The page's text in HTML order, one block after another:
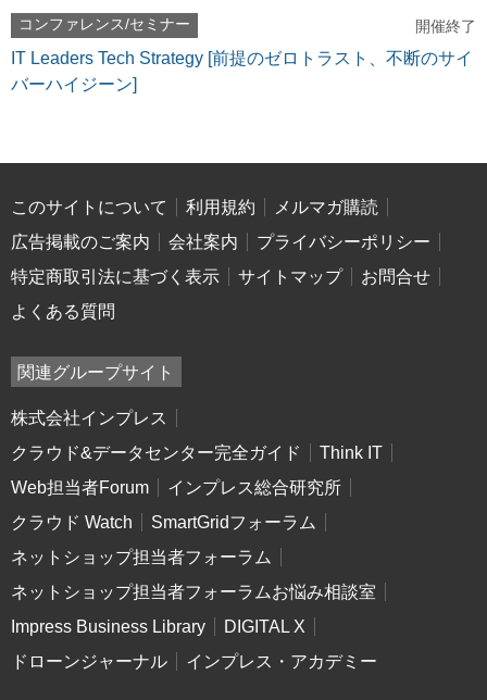
コンファレンス/セミナー 開催終了
IT Leaders Tech Strategy [前提のゼロトラスト、不断のサイ
バーハイジーン]
このサイトについて 利用規約
メルマガ購読
広告掲載のご案内
会社案内
プライバシーポリシー
特定商取引法に基づく表示
サイトマップ
お問合せ
よくある質問
関連グループサイト
株式会社インプレス
クラウド&データセンター完全ガイド
Think IT
Web担当者Forum
インプレス総合研究所
クラウド Watch
SmartGridフォーラム
ネットショップ担当者フォーラム
ネットショップ担当者フォーラムお悩み相談室
Impress Business Library
DIGITAL X
ドローンジャーナル
インプレス・アカデミー